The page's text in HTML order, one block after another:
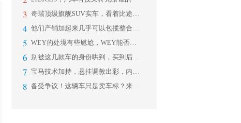
3 奇瑞顶级旗舰SUV实车，看着比途昂都
4 他们产销加起来几乎可以包揽整合摩托车
5 WEY的处境有些尴尬，WEY能否凭借
6 别被这几款车的身份哄到，买到后你有可
7 宝马技术加持，悬挂调教出彩，内饰质感
8 备受争议！这辆车只是卖车标？来，带你